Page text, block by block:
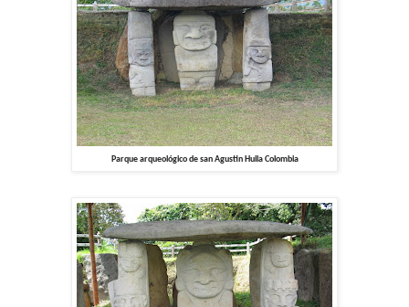
Parque arqueológico de san Agustin Huila Colombia